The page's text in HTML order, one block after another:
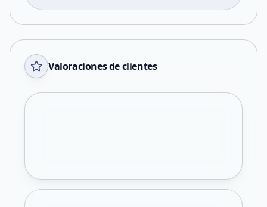
Valoraciones de clientes